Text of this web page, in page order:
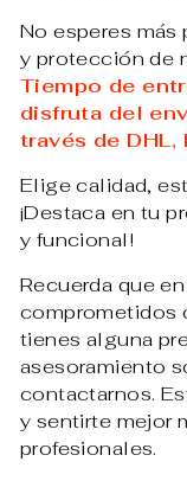
No esperes más
y protección de
Tiempo de
disfruta del
través de DHL,
Elige calidad,
¡Destaca en tu
y funcional!
Recuerda que
comprometidos
tienes alguna
asesoramiento
contactarnos.
y sentirte mejor
profesionales.